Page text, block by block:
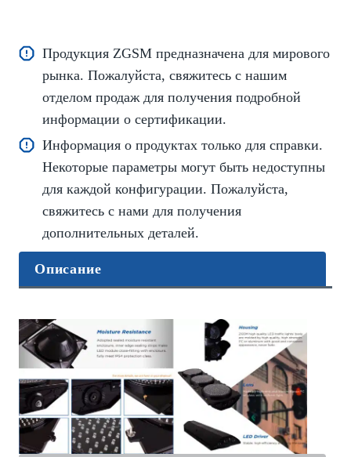
Продукция ZGSM предназначена для мирового
рынка. Пожалуйста, свяжитесь с нашим
отделом продаж для получения подробной
информации о сертификации.
Информация о продуктах только для справки.
Некоторые параметры могут быть недоступны
для каждой конфигурации. Пожалуйста,
свяжитесь с нами для получения
дополнительных деталей.
Описание